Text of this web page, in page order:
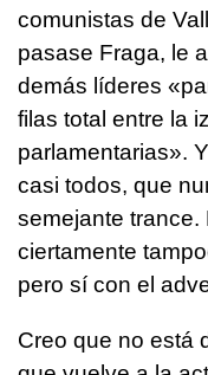
comunistas de
pasase Fraga, le
demás líderes
filas total entre la
parlamentarias».
casi todos, que
semejante trance.
ciertamente
pero sí con el
Creo que no está